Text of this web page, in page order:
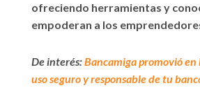
ofreciendo herramientas y
empoderan a los
De interés:Bancamiga promovió
uso seguro y responsable de tu